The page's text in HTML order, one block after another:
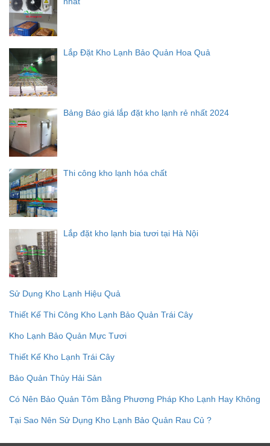
Lắp Đặt Kho Lạnh Bảo Quản Hoa Quả
Bảng Báo giá lắp đặt kho lạnh rẻ nhất 2024
Thi công kho lạnh hóa chất
Lắp đặt kho lạnh bia tươi tại Hà Nội
Sử Dụng Kho Lạnh Hiệu Quả
Thiết Kế Thi Công Kho Lạnh Bảo Quản Trái Cây
Kho Lạnh Bảo Quản Mực Tươi
Thiết Kế Kho Lạnh Trái Cây
Bảo Quản Thủy Hải Sản
Có Nên Bảo Quản Tôm Bằng Phương Pháp Kho Lạnh Hay Không
Tại Sao Nên Sử Dụng Kho Lạnh Bảo Quản Rau Củ ?